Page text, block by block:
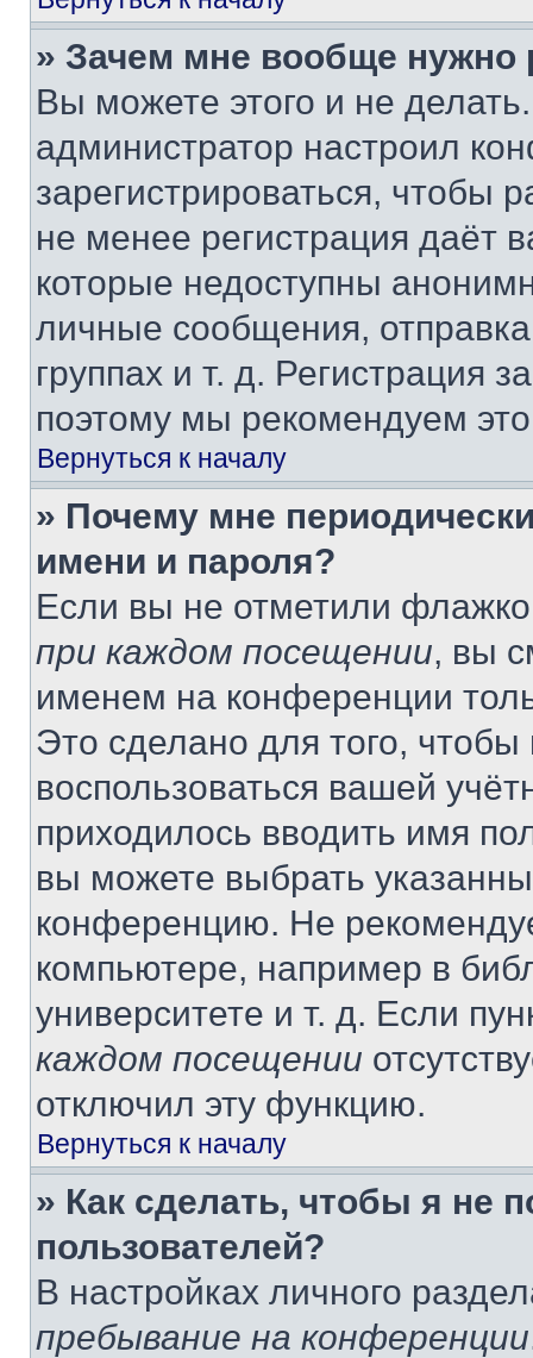
» Зачем мне вообще нужно
Вы можете этого и не
администратор настроил
зарегистрироваться, чтобы
не менее регистрация даёт
которые недоступны
личные сообщения,
группах и т. д. Регистрация
поэтому мы рекомендуем
Вернуться к началу
» Почему мне
имени и пароля?
Если вы не отметили
при каждом посещении, вы
именем на конференции
Это сделано для того, чтобы
воспользоваться вашей
приходилось вводить имя
вы можете выбрать
конференцию. Не
компьютере, например в
университете и т. д. Если
каждом посещении
отключил эту функцию.
Вернуться к началу
» Как сделать, чтобы я не
пользователей?
В настройках личного
пребывание на конференции